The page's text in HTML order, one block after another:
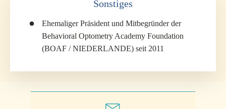
Sonstiges
Ehemaliger Präsident und Mitbegründer der
Behavioral Optometry Academy Foundation
(BOAF / NIEDERLANDE) seit 2011